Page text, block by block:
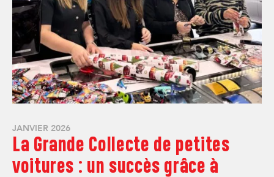
JANVIER 2026
La Grande Collecte de petites
voitures : un succès grâce à